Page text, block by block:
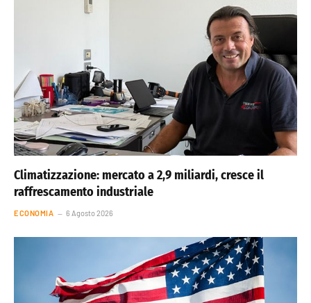
Climatizzazione: mercato a 2,9 miliardi, cresce il
raffrescamento industriale
ECONOMIA 6 Agosto 2026